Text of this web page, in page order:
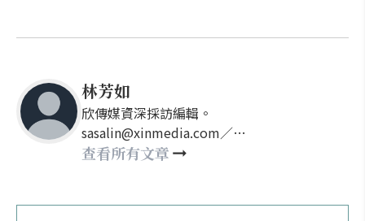
林芳如
欣傳媒資深採訪編輯。
sasalin@xinmedia.com／
happy21917@gmail.com
查看所有文章